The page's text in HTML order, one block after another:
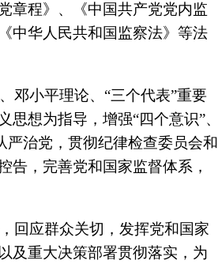
章程》、《中国共产党党内监
中华人民共和国监察法》等法
小平理论、“三个代表”重要
想为指导，增强“四个意识”、
严治党，贯彻纪律检查委员会和
告，完善党和国家监督体系，
回应群众关切，发挥党和国家
及重大决策部署贯彻落实，为